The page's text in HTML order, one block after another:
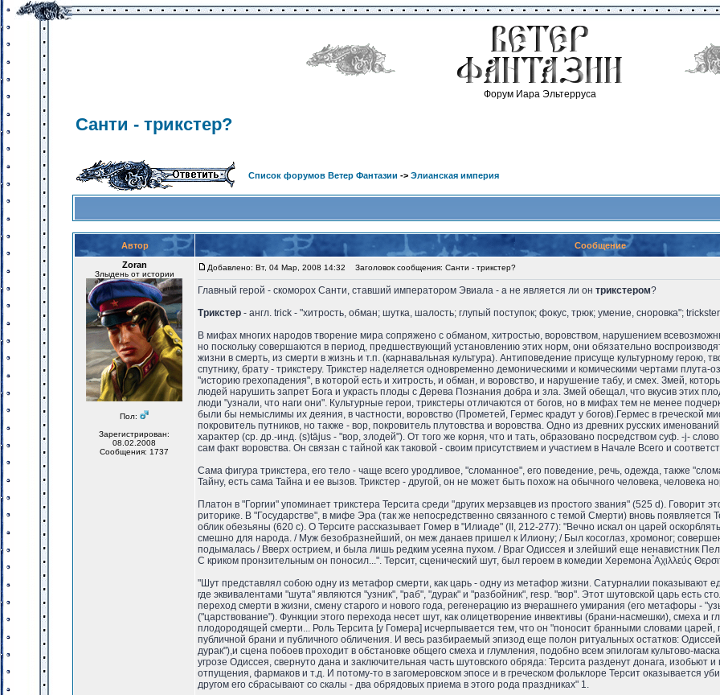
Форум Иара Эльтерруса
Санти - трикстер?
Список форумов Ветер Фантазии -> Элианская империя
Автор
Сообщение
Zoran
Злыдень от истории
Пол:
Зарегистрирован:
08.02.2008
Сообщения: 1737
Добавлено: Вт, 04 Мар, 2008 14:32 Заголовок сообщения: Санти - трикстер?
Главный герой - скоморох Санти, ставший императором Эвиала - а не является ли он трикстером?
Трикстер - англ. trick - "хитрость, обман; шутка, шалость; глупый поступок; фокус, трюк; умение, сноровка";
В мифах многих народов творение мира сопряжено с обманом, хитростью, воровством, нарушением
но поскольку совершаются в период, предшествующий установлению этих норм, они обязательно
жизни в смерть, из смерти в жизнь и т.п. (карнавальная культура). Антиповедение присуще культурному герою,
спутнику, брату - трикстеру. Трикстер наделяется одновременно демоническими и комическими чертами
"историю грехопадения", в которой есть и хитрость, и обман, и воровство, и нарушение табу, и смех. Змей,
людей нарушить запрет Бога и украсть плоды с Дерева Познания добра и зла. Змей обещал, что вкусив этих
люди "узнали, что наги они". Культурные герои, трикстеры отличаются от богов, но в мифах тем не менее
были бы немыслимы их деяния, в частности, воровство (Прометей, Гермес крадут у богов).Гермес в греческой
покровитель путников, но также - вор, покровитель плутовства и воровства. Одно из древних русских
характер (ср. др.-инд. (s)tājus - "вор, злодей"). От того же корня, что и тать, образовано посредством суф. -j-
сам факт воровства. Он связан с тайной как таковой - своим присутствием и участием в Начале Всего и
Сама фигура трикстера, его тело - чаще всего уродливое, "сломанное", его поведение, речь, одежда, также
Тайну, есть сама Тайна и ее вызов. Трикстер - другой, он не может быть похож на обычного человека, человека
Платон в "Горгии" упоминает трикстера Терсита среди "других мерзавцев из простого звания" (525 d).
риторике. В "Государстве", в мифе Эра (так же непосредственно связанного с темой Смерти) вновь
облик обезьяны (620 с). О Терсите рассказывает Гомер в "Илиаде" (II, 212-277): "Вечно искал он царей
смешно для народа. / Муж безобразнейший, он меж данаев пришел к Илиону; / Был косоглаз, хромоног;
подымалась / Вверх острием, и была лишь редким усеяна пухом. / Враг Одиссея и злейший еще ненавистник
C криком пронзительным он поносил...". Терсит, сценический шут, был героем в комедии Херемона ̉Αχιλλεύς
"Шут представлял собою одну из метафор смерти, как царь - одну из метафор жизни. Сатурналии показывают
где эквивалентами "шута" являются "узник", "раб", "дурак" и "разбойник", resp. "вор". Этот шутовской царь есть
переход смерти в жизни, смену старого и нового года, регенерацию из вчерашнего умирания (его метафоры -
("царствование"). Функции этого перехода несет шут, как олицетворение инвективы (брани-насмешки), смеха и
плодородящей смерти... Роль Терсита [у Гомера] исчерпывается тем, что он "поносит бранными словами
публичной брани и публичного обличения. И весь разбираемый эпизод еще полон ритуальных остатков:
дурак"),и сцена побоев проходит в обстановке общего смеха и глумления, подобно всем эпилогам культово-
угрозе Одиссея, свернуто дана и заключительная часть шутовского обряда: Терсита разденут донага, изобьют
отпущения, фармаков и т.д. И потому-то в загомеровском эпосе и в греческом фольклоре Терсит оказывается
другом его сбрасывают со скалы - два обрядовых приема в этого рода праздниках" 1.